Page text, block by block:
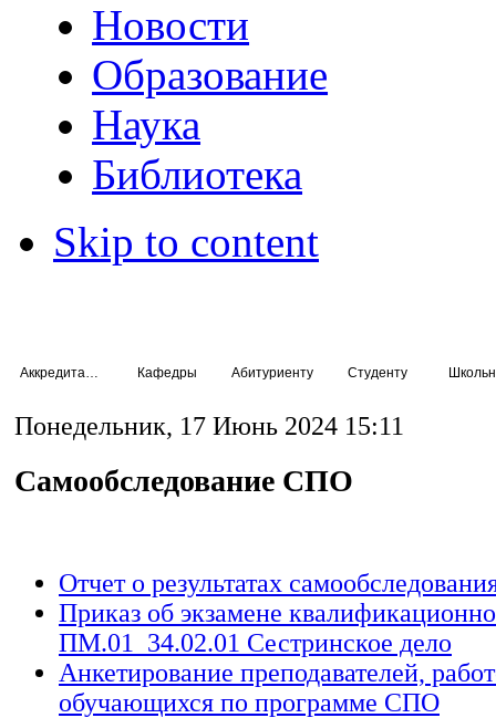
Новости
Образование
Наука
Библиотека
Skip to content
Кафедры Абитуриенту Студенту
Понедельник, 17 Июнь 2024 15:11
Самообследование СПО
Отчет о результатах
Приказ об экзамене
ПМ.01_34.02.01 Сестринское дело
Анкетирование преподавателей,
обучающихся по программе СПО